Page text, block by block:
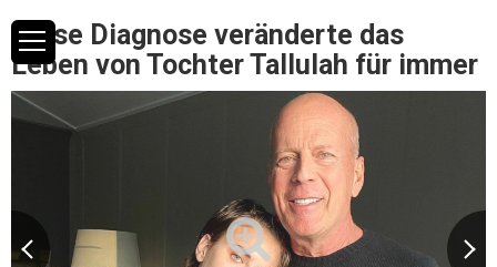
Diese Diagnose veränderte das
Leben von Tochter Tallulah für immer